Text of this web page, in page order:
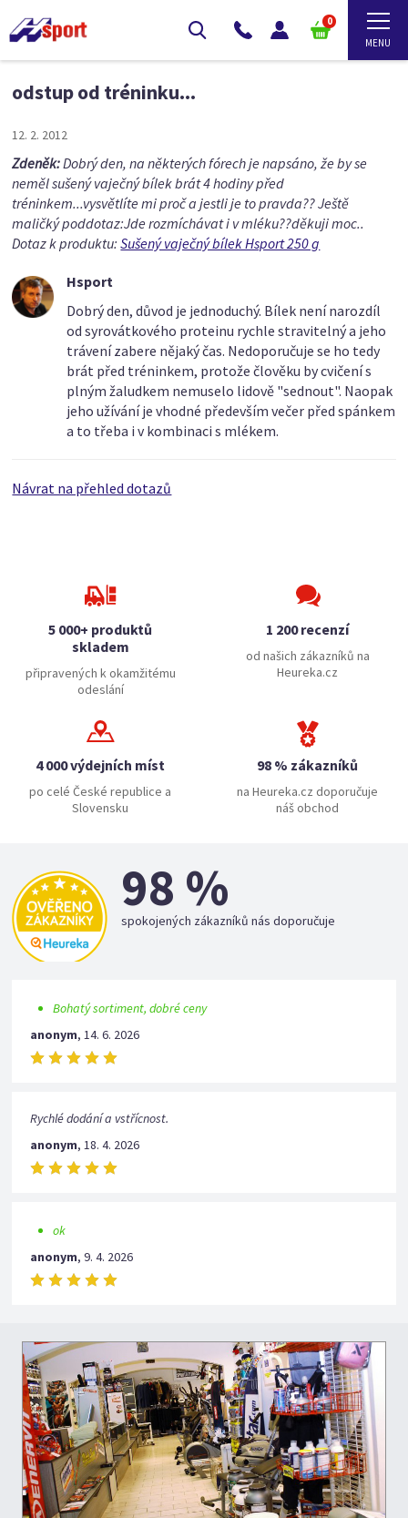
0
odstup od tréninku...
12. 2. 2012
Zdeněk:Dobrý den, na některých fórech je napsáno, že by se
neměl sušený vaječný bílek brát 4 hodiny před
tréninkem...vysvětlíte mi proč a jestli je to pravda?? Ještě
maličký poddotaz:Jde rozmíchávat i v mléku??děkuji moc..
Dotaz k produktu:Sušený vaječný bílek Hsport 250 g
Hsport
Dobrý den, důvod je jednoduchý. Bílek není narozdíl
od syrovátkového proteinu rychle stravitelný a jeho
trávení zabere nějaký čas. Nedoporučuje se ho tedy
brát před tréninkem, protože člověku by cvičení s
plným žaludkem nemuselo lidově "sednout". Naopak
jeho užívání je vhodné především večer před spánkem
a to třeba i v kombinaci s mlékem.
Návrat na přehled dotazů
5 000+ produktů
skladem
připravených k okamžitému
odeslání
1 200 recenzí
od našich zákazníků na
Heureka.cz
4 000 výdejních míst
po celé České republice a
Slovensku
98 % zákazníků
na Heureka.cz doporučuje
náš obchod
98 %
spokojených zákazníků nás doporučuje
Bohatý sortiment, dobré ceny
anonym,14. 6. 2026
Rychlé dodání a vstřícnost.
anonym,18. 4. 2026
ok
anonym,9. 4. 2026